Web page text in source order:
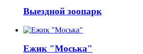
Выездной зоопарк
Ежик "Моська"